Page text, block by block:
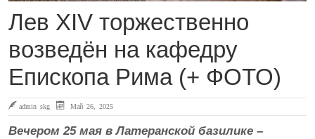
Лев XIV торжественно
возведён на кафедру
Епископа Рима (+ ФОТО)
admin skg Май 26, 2025
Вечером 25 мая в Латеранской базилике –